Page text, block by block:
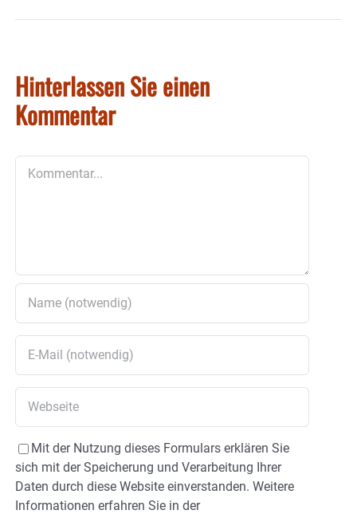
Hinterlassen Sie einen
Kommentar
Mit der Nutzung dieses Formulars erklären Sie
sich mit der Speicherung und Verarbeitung Ihrer
Daten durch diese Website einverstanden. Weitere
Informationen erfahren Sie in der